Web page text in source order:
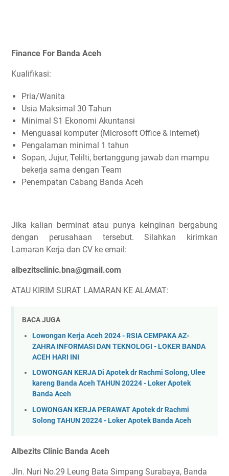
Finance For Banda Aceh
Kualifikasi:
Pria/Wanita
Usia Maksimal 30 Tahun
Minimal S1 Ekonomi Akuntansi
Menguasai komputer (Microsoft Office & Internet)
Pengalaman minimal 1 tahun
Sopan, Jujur, Telilti, bertanggung jawab dan mampu
bekerja sama dengan Team
Penempatan Cabang Banda Aceh
Jika kalian berminat atau punya keinginan bergabung
dengan perusahaan tersebut. Silahkan kirimkan
Lamaran Kerja dan CV ke email:
albezitsclinic.bna@gmail.com
ATAU KIRIM SURAT LAMARAN KE ALAMAT:
BACA JUGA
Lowongan Kerja Aceh 2024 - RSIA CEMPAKA AZ-
ZAHRA INFORMASI DAN TEKNOLOGI - LOKER BANDA
ACEH HARI INI
LOWONGAN KERJA Di Apotek dr Rachmi Solong, Ulee
kareng Banda Aceh TAHUN 20224 - Loker Apotek
Banda Aceh
LOWONGAN KERJA PERAWAT Apotek dr Rachmi
Solong TAHUN 20224 - Loker Apotek Banda Aceh
Albezits Clinic Banda Aceh
Jln. Nuri No.29 Leung Bata Simpang Surabaya, Banda